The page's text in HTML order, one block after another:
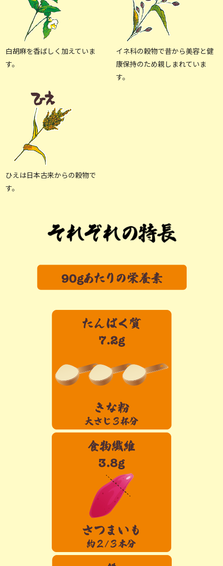
白胡麻を香ばしく加えていま
す。
イネ科の穀物で昔から美容と健
康保持のため親しまれていま
す。
ひえは日本古来からの穀物で
す。